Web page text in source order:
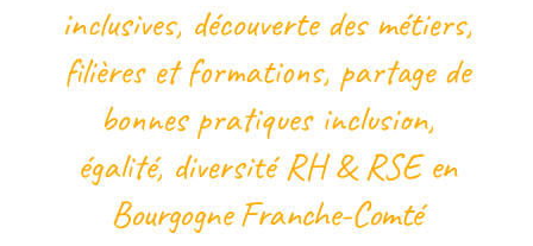
inclusives, découverte des métiers,
filières et formations, partage de
bonnes pratiques inclusion,
égalité, diversité RH & RSEen
Bourgogne Franche-Comté